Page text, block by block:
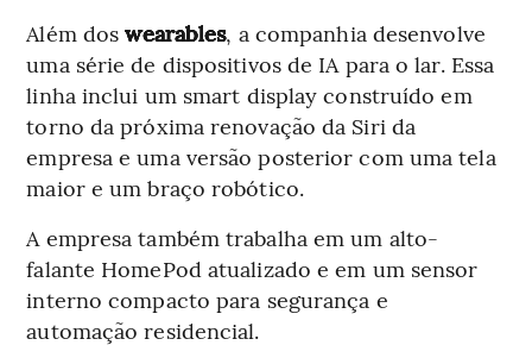
Além doswearables, a companhia desenvolve
uma série de dispositivos de IA para o lar. Essa
linha inclui um smart display construído em
torno da próxima renovação da Siri da
empresa e uma versão posterior com uma tela
maior e um braço robótico.
A empresa também trabalha em um alto-
falante HomePod atualizado e em um sensor
interno compacto para segurança e
automação residencial.